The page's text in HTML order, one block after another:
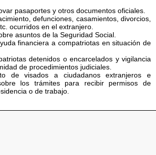
pasaportes y otros documentos oficiales.
defunciones, casamientos, divorcios,
ocurridos en el extranjero.
asuntos de la Seguridad Social.
financiera a compatriotas en situación de
detenidos o encarcelados y vigilancia
de procedimientos judiciales.
de visados a ciudadanos extranjeros e
los trámites para recibir permisos de
o de trabajo.